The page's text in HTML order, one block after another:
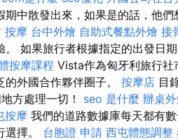
期中散發出來，如果是的話，他們
按摩 台中外燴 自助式餐點外燴 接
。 如果旅行者根據指定的出發日
按摩課程 Vista作為匈牙利旅行社
外國合作夥伴圈子。 按摩店 目
方處理一切！ seo 是什麼 辦桌
按摩 我們的道路數據庫每天都有
選擇。 台胞證 申請 西屯體態調整